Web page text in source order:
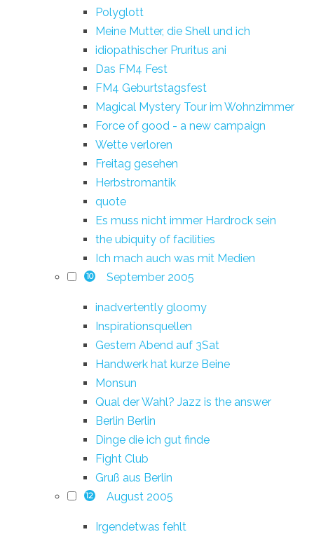
Polyglott
Meine Mutter, die Shell und ich
idiopathischer Pruritus ani
Das FM4 Fest
FM4 Geburtstagsfest
Magical Mystery Tour im Wohnzimmer
Force of good - a new campaign
Wette verloren
Freitag gesehen
Herbstromantik
quote
Es muss nicht immer Hardrock sein
the ubiquity of facilities
Ich mach auch was mit Medien
10 September 2005
inadvertently gloomy
Inspirationsquellen
Gestern Abend auf 3Sat
Handwerk hat kurze Beine
Monsun
Qual der Wahl? Jazz is the answer
Berlin Berlin
Dinge die ich gut finde
Fight Club
Gruß aus Berlin
12 August 2005
Irgendetwas fehlt